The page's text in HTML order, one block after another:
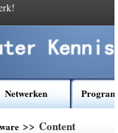
Netwerken
>> Content